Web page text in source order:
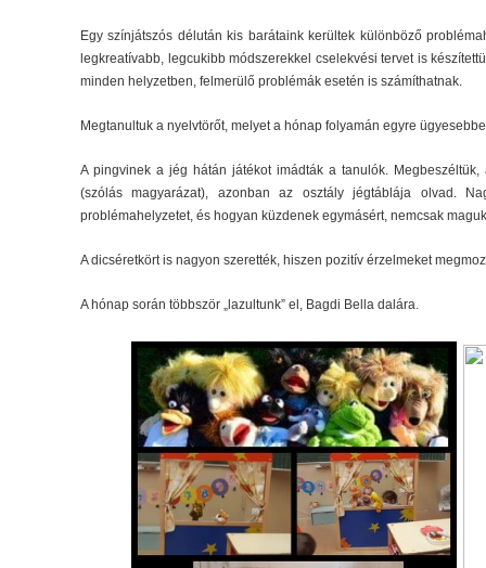
Egy színjátszós délután kis barátaink kerültek különböző
legkreatívabb, legcukibb módszerekkel cselekvési tervet is
minden helyzetben, felmerülő problémák esetén is számíthatnak.
Megtanultuk a nyelvtörőt, melyet a hónap folyamán egyre
A pingvinek a jég hátán játékot imádták a tanulók.
(szólás magyarázat), azonban az osztály jégtáblája
problémahelyzetet, és hogyan küzdenek egymásért, nemcsak
A dicséretkört is nagyon szerették, hiszen pozitív érzelmeket
A hónap során többször „lazultunk” el, Bagdi Bella dalára.